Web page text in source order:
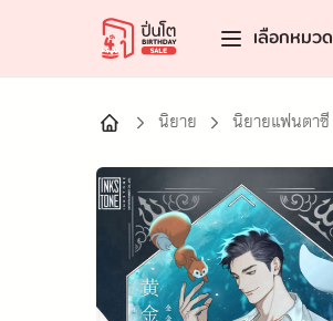
เลือกหมวด
นิยาย นิยายแฟนตาซี